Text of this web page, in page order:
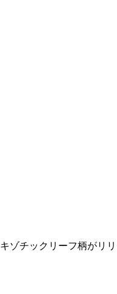
ゾチックリーフ柄がリリ